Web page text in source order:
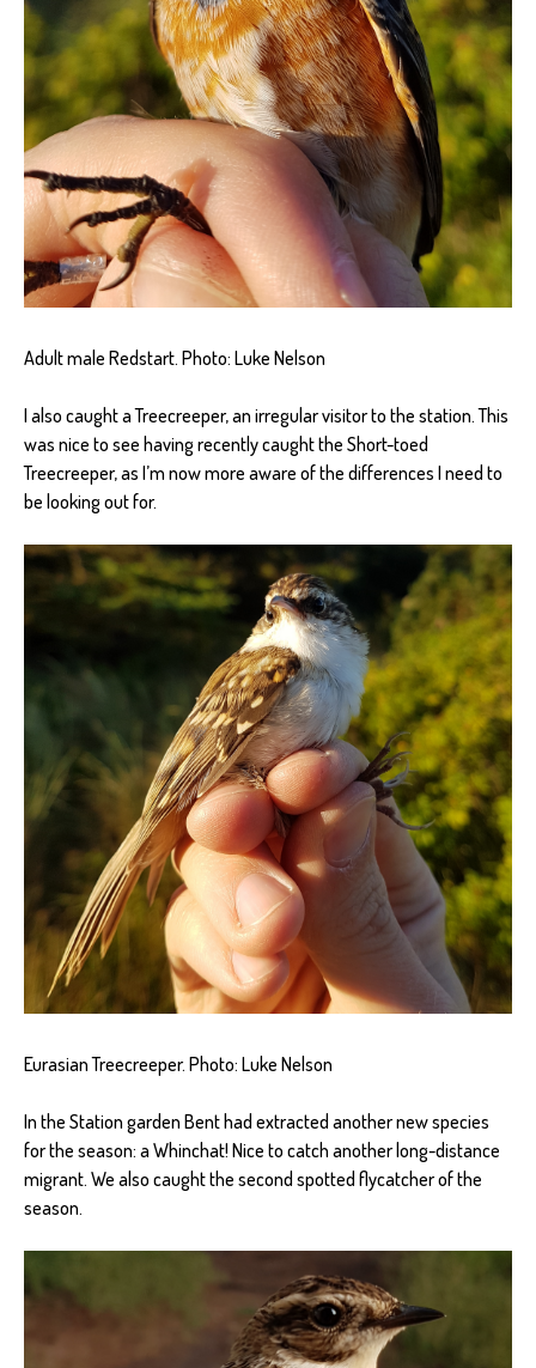
Adult male Redstart. Photo: Luke Nelson
I also caught a Treecreeper, an irregular visitor to the station. This
was nice to see having recently caught the Short-toed
Treecreeper, as I’m now more aware of the differences I need to
be looking out for.
Eurasian Treecreeper. Photo: Luke Nelson
In the Station garden Bent had extracted another new species
for the season: a Whinchat! Nice to catch another long-distance
migrant. We also caught the second spotted flycatcher of the
season.